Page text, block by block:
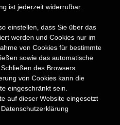
ist jederzeit widerrufbar.
einstellen, dass Sie über das
werden und Cookies nur im
von Cookies für bestimmte
sowie das automatische
des Browsers
von Cookies kann die
eingeschränkt sein.
auf dieser Website eingesetzt